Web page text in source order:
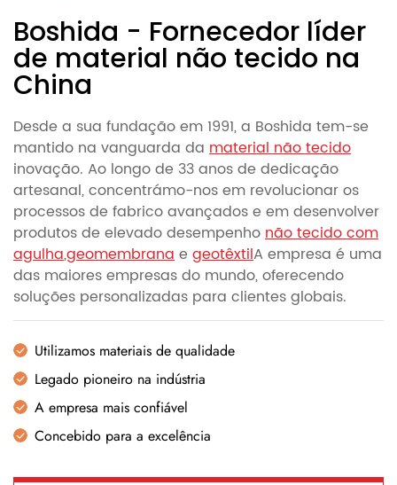
Boshida - Fornecedor líder
de material não tecido na
China
Desde a sua fundação em 1991, a Boshida tem-se
mantido na vanguarda da material não tecido
inovação. Ao longo de 33 anos de dedicação
artesanal, concentrámo-nos em revolucionar os
processos de fabrico avançados e em desenvolver
produtos de elevado desempenhonão tecido com
agulha,geomembranae geotêxtilA empresa é uma
das maiores empresas do mundo, oferecendo
soluções personalizadas para clientes globais.
Utilizamos materiais de qualidade
Legado pioneiro na indústria
A empresa mais confiável
Concebido para a excelência